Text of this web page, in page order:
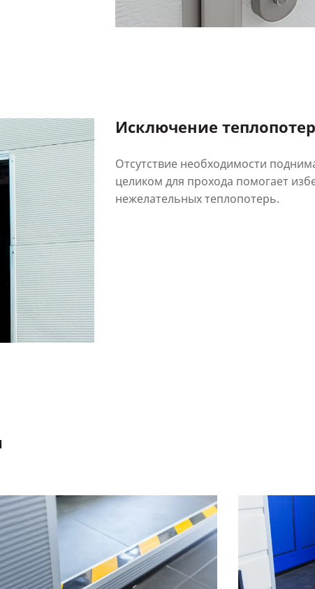
Исключение
Отсутствие необходимости
целиком для прохода помогает
нежелательных теплопотерь.